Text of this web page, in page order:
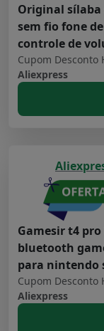
Original sílaba
sem fio fone
controle de
Cupom Desconto
Aliexpress
Gamesir t4
bluetooth
para nintendo
Cupom Desconto
Aliexpress